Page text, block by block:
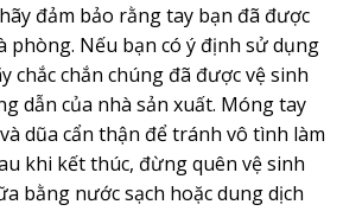
đảm bảo rằng tay bạn đã được
phòng. Nếu bạn có ý định sử dụng
chắc chắn chúng đã được vệ sinh
dẫn của nhà sản xuất. Móng tay
dũa cẩn thận để tránh vô tình làm
khi kết thúc, đừng quên vệ sinh
bằng nước sạch hoặc dung dịch